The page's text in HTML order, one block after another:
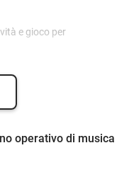
e gioco per
operativo di musica